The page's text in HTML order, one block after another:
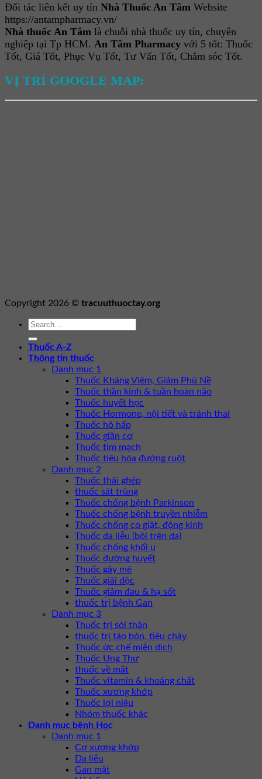
Đối tác liên kết uy tín Nhà Thuốc An Tâm Website
https://antampharmacy.vn/
Nhà thuốc An Tâm là chuỗi nhà thuốc uy tín, chuyên
nghiệp tại Tp HCM. An Tâm Pharmacy với 5 tốt: Thuốc
Tốt, Giá Tốt, Phục Vụ Tốt, Tư Vấn Tốt, Chăm sóc Tốt.
VỊ TRÍ GOOGLE MAP:
Copyright 2026 © tracuuthuoctay.org
Thuốc A-Z
Thông tin thuốc
Danh mục 1
Thuốc Kháng Viêm, Giảm Phù Nề
Thuốc thần kinh & tuần hoàn não
Thuốc huyết học
Thuốc Hormone, nội tiết và tránh thai
Thuốc hô hấp
Thuốc giãn cơ
Thuốc tim mạch
Thuốc tiêu hóa đường ruột
Danh mục 2
Thuốc thải ghép
thuốc sát trùng
Thuốc chống bệnh Parkinson
Thuốc chống bệnh truyền nhiễm
Thuốc chống co giật, động kinh
Thuốc da liễu (bôi trên da)
Thuốc chống khối u
Thuốc đường huyết
Thuốc gây mê
Thuốc giải độc
Thuốc giảm đau & hạ sốt
thuốc trị bệnh Gan
Danh mục 3
Thuốc trị sỏi thận
thuốc trị táo bón, tiêu chảy
Thuốc ức chế miễn dịch
Thuốc Ung Thư
thuốc về mắt
Thuốc vitamin & khoáng chất
Thuốc xương khớp
Thuốc lợi niệu
Nhóm thuốc khác
Danh mục bệnh Học
Danh mục 1
Cơ xương khớp
Da liễu
Gan mật